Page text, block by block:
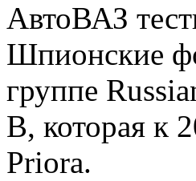
АвтоВАЗ
Шпионские
группе
В, которая к
Priora.